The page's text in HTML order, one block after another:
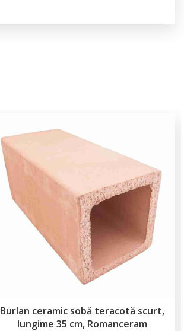
Burlan ceramic sobă teracotă scurt,
lungime 35 cm, Romanceram